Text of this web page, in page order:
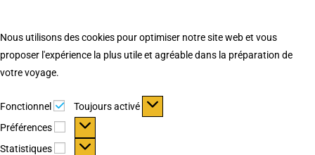
Nous utilisons des cookies pour optimiser notre site web et vous
proposer l'expérience la plus utile et agréable dans la préparation de
votre voyage.
Fonctionnel Fonctionnel
Toujours activé
Préférences
Préférences
Statistiques Statistiques